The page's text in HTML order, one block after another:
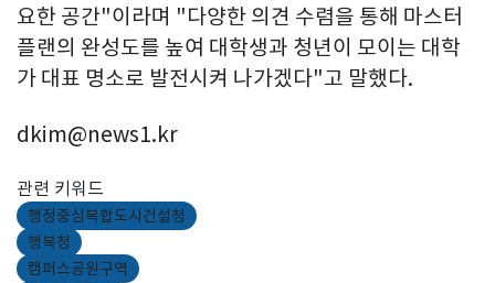
요한 공간"이라며 "다양한 의견 수렴을 통해 마스터
플랜의 완성도를 높여 대학생과 청년이 모이는 대학
가 대표 명소로 발전시켜 나가겠다"고 말했다.
dkim@news1.kr
관련 키워드
행정중심복합도시건설청
행복청
캠퍼스공원구역